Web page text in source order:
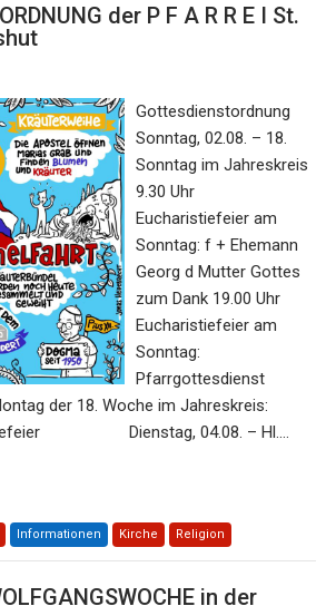
der P F A R R E I St.
Gottesdienstordnung
Sonntag, 02.08. – 18.
Sonntag im Jahreskreis
9.30 Uhr
Eucharistiefeier am
Sonntag: f + Ehemann
Georg d Mutter Gottes
zum Dank 19.00 Uhr
Eucharistiefeier am
Sonntag:
Pfarrgottesdienst
der 18. Woche im Jahreskreis:
Dienstag, 04.08. – Hl.…
Informationen Kirche Religion
in der